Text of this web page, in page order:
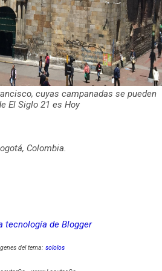
cuyas campanadas se pueden
El Siglo 21 es Hoy
Colombia.
tecnología de Blogger
del tema: sololos